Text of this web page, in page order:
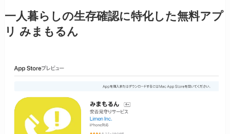
一人暮らしの生存確認に特化した無料アプ
リ みまもるん